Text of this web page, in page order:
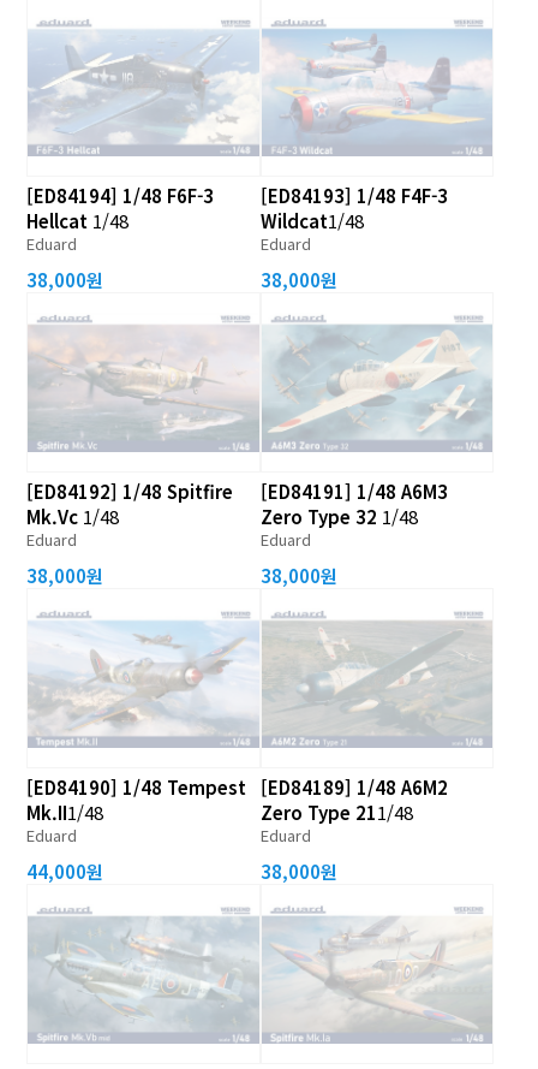
[ED84194] 1/48 F6F-3
Hellcat 1/48
Eduard
38,000원
[ED84193] 1/48 F4F-3
Wildcat1/48
Eduard
38,000원
[ED84192] 1/48 Spitfire
Mk.Vc 1/48
Eduard
38,000원
[ED84191] 1/48 A6M3
Zero Type 32 1/48
Eduard
38,000원
[ED84190] 1/48 Tempest
Mk.II1/48
Eduard
44,000원
[ED84189] 1/48 A6M2
Zero Type 211/48
Eduard
38,000원